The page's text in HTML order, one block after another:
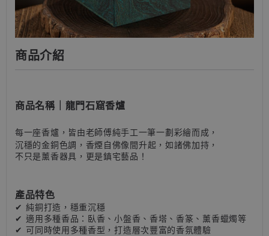
商品介紹
商品名稱 ｜ 龍門石窟香爐
每一座香爐，皆由老師傅純手工一筆一劃彩繪而成 ，
沉穩的金銅色調 ，香煙自佛像間升起 ，如諸佛加持 ，
不只是薰香器具，更是鎮宅藝品！
產品特色
✔純銅打造，穩重沉穩
✔ 適用多種香品： 臥香 、小盤香、香塔、香篆 、薰香蠟燭等
✔ 可同時使用多種香型，打造層次豐富的香氛體驗